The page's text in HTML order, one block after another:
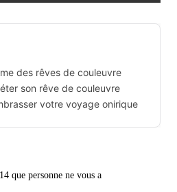
des rêves de couleuvre
son rêve de couleuvre
votre voyage onirique
que personne ne vous a